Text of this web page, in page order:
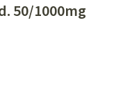
50/1000mg